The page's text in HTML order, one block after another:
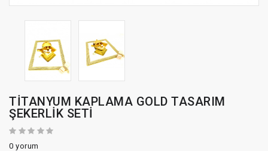
TİTANYUM KAPLAMA GOLD TASARIM
ŞEKERLİK SETİ
0 yorum